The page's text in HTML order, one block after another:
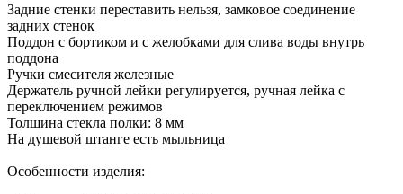
Задние стенки переставить нельзя, замковое соединение
задних стенок
Поддон с бортиком и с желобками для слива воды внутрь
поддона
Ручки смесителя железные
Держатель ручной лейки регулируется, ручная лейка с
переключением режимов
Толщина стекла полки: 8 мм
На душевой штанге есть мыльница
Особенности изделия: